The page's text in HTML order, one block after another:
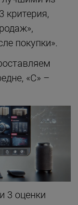
критерия,
покупки».
«С» –
3 оценки